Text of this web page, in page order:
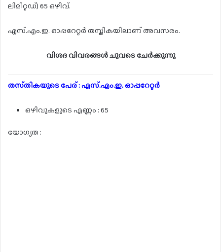
ലിമിറ്റഡ്) 65 ഒഴിവ്.
എസ്.എം.ഇ. ഓപ്പറേറ്റർ തസ്തികയിലാണ് അവസരം.
വിശദ വിവരങ്ങൾ ചുവടെ ചേർക്കുന്നു
തസ്‌തികയുടെ പേര് : എസ്.എം.ഇ. ഓപ്പറേറ്റർ
ഒഴിവുകളുടെ എണ്ണം : 65
യോഗ്യത :